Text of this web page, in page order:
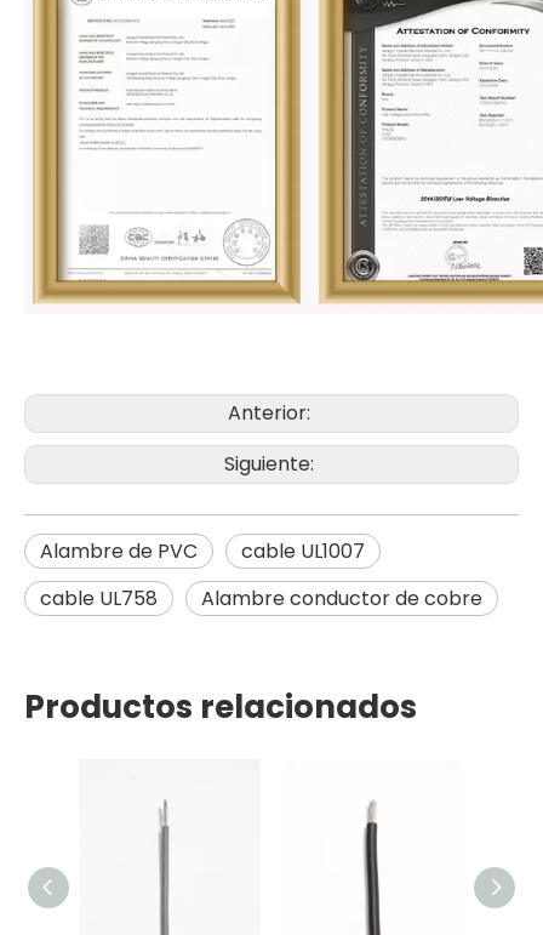
Anterior:
Siguiente:
Alambre de PVC
cable UL1007
cable UL758
Alambre conductor de cobre
Productos relacionados